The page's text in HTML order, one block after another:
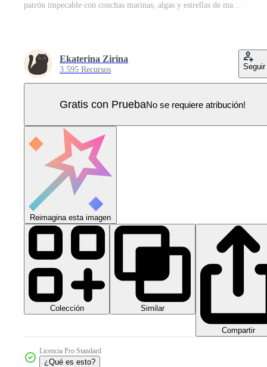
patrón impecable con conchas marinas, algas y estrellas de mar. gráficos vectoriales Vector Pro
Ekaterina Zirina
3.595 Recursos Seguir
Gratis con PruebaNo se requiere atribución!
Reimagina esta imagen
Colección Similar
Compartir
Licencia Pro Standard
¿Qué es esto?